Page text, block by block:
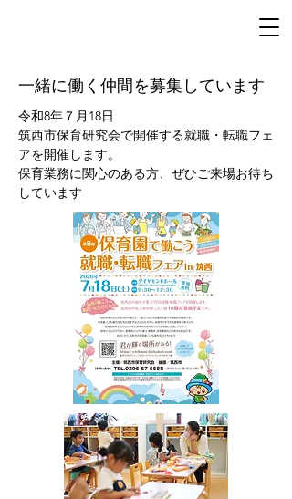
​一緒に働く仲間を募集しています
令和8年７月18日
筑西市保育研究会で開催する就職・転職フェ
アを開催します。
​保育業務に関心のある方、ぜひご来場お待ち
しています